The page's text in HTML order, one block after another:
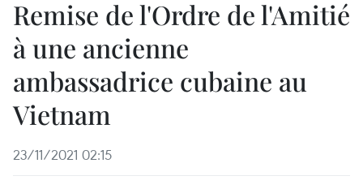
Remise de l'Ordre de l'Amitié
à une ancienne
ambassadrice cubaine au
Vietnam
23/11/2021 02:15